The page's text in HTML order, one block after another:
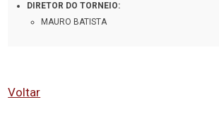
DIRETOR DO TORNEIO:
MAURO BATISTA
Voltar